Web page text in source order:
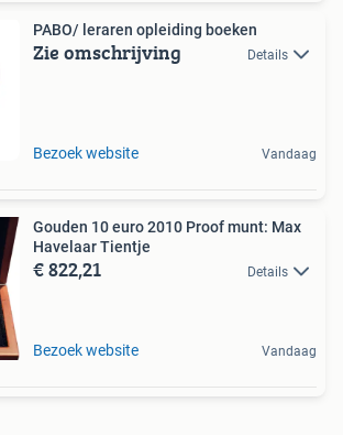
PABO/ leraren opleiding boeken
Zie omschrijving Details
Bezoek website Vandaag
Gouden 10 euro 2010 Proof munt: Max
Havelaar Tientje
€ 822,21 Details
Bezoek website Vandaag